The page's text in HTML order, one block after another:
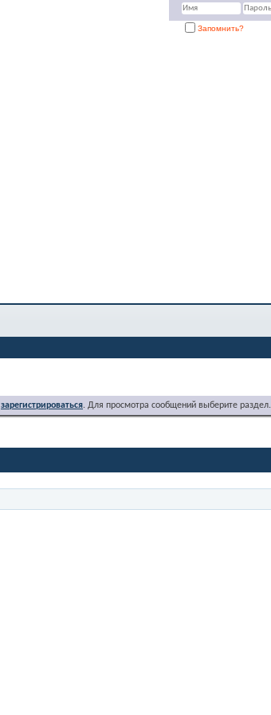
Запомнить?
зарегистрироваться. Для просмотра сообщений выберите раздел.